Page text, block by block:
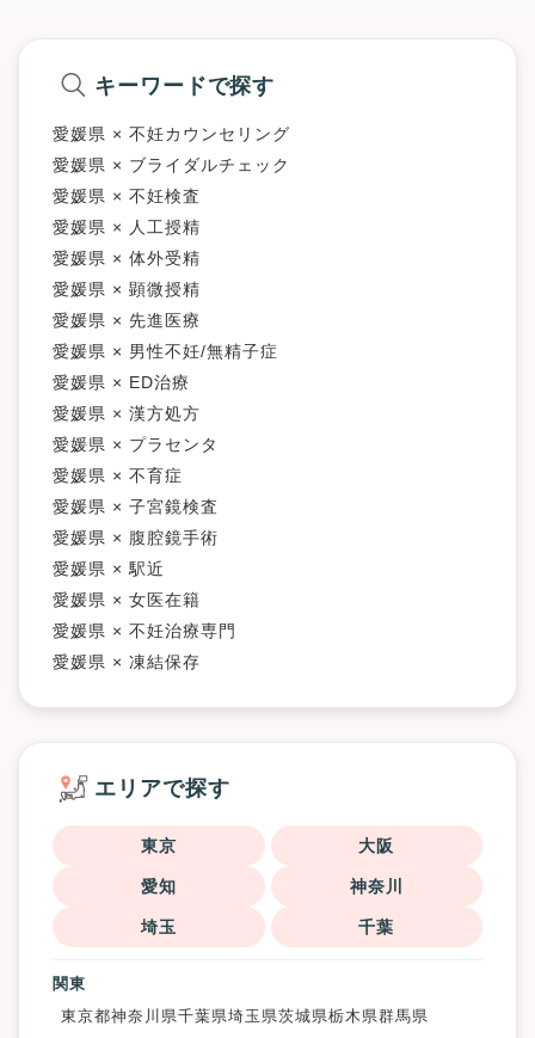
キーワードで探す
愛媛県 × 不妊カウンセリング
愛媛県 × ブライダルチェック
愛媛県 × 不妊検査
愛媛県 × 人工授精
愛媛県 × 体外受精
愛媛県 × 顕微授精
愛媛県 × 先進医療
愛媛県 × 男性不妊/無精子症
愛媛県 × ED治療
愛媛県 × 漢方処方
愛媛県 × プラセンタ
愛媛県 × 不育症
愛媛県 × 子宮鏡検査
愛媛県 × 腹腔鏡手術
愛媛県 × 駅近
愛媛県 × 女医在籍
愛媛県 × 不妊治療専門
愛媛県 × 凍結保存
エリアで探す
東京 大阪
愛知 神奈川
埼玉 千葉
関東
東京都神奈川県千葉県埼玉県茨城県栃木県群馬県